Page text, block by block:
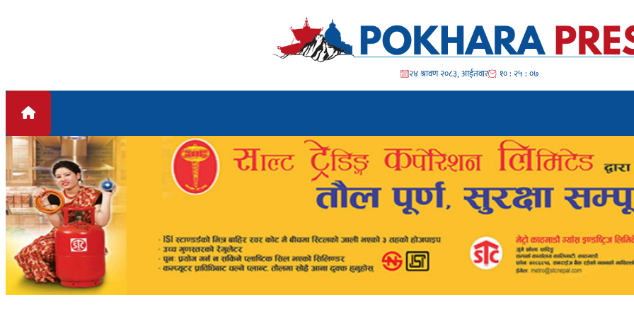
२४ श्रावण २०८३, आईतवार १० : २५ : ०९